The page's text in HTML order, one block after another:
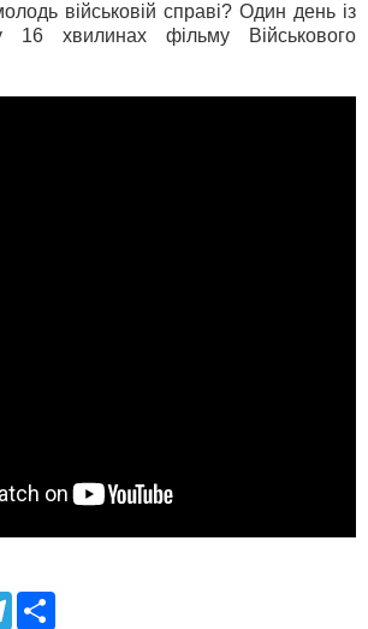
військовій справі? Один день із
хвилинах фільму Військового
T